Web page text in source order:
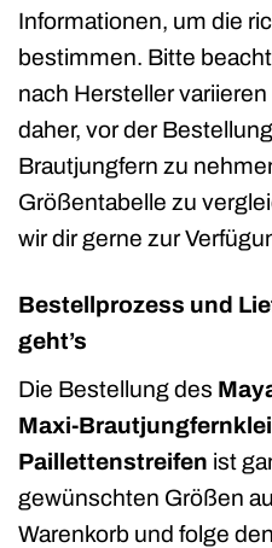
Informationen, um die
bestimmen. Bitte
nach Hersteller
daher, vor der
Brautjungfern zu
Größentabelle zu
wir dir gerne zur
Bestellprozess und
geht’s
Die Bestellung des
Maxi-
Paillettenstreifen ist
gewünschten Größen
Warenkorb und folge